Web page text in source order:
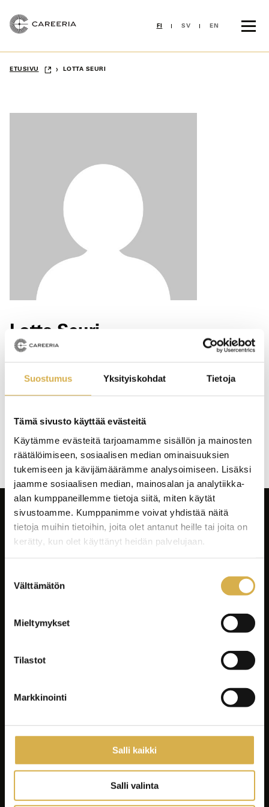
Suostumus Yksityiskohdat Tietoja
Tämä sivusto käyttää evästeitä
Käytämme evästeitä tarjoamamme sisällön ja mainosten
räätälöimiseen, sosiaalisen median ominaisuuksien
tukemiseen ja kävijämäärämme analysoimiseen. Lisäksi
jaamme sosiaalisen median, mainosalan ja analytiikka-
alan kumppaneillemme tietoja siitä, miten käytät
sivustoamme. Kumppanimme voivat yhdistää näitä
tietoja muihin tietoihin, joita olet antanut heille tai joita on
kerätty, kun olet käyttänyt heidän palvelujaan.
valinta
Välttämätön
Mieltymykset
Tilastot
Markkinointi
Salli kaikki
Salli valinta
sisältöön
FI SV EN
ETUSIVU › LOTTA SEURI
Lotta Seuri
Asiakastyöt
Opiskelijalle